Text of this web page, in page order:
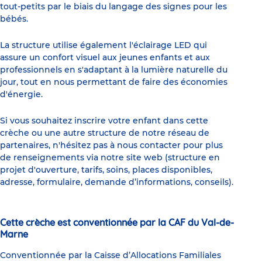
tout-petits par le biais du langage des signes pour les
bébés.
La structure utilise également l'éclairage LED qui
assure un confort visuel aux jeunes enfants et aux
professionnels en s'adaptant à la lumière naturelle du
jour, tout en nous permettant de faire des économies
d'énergie.
Si vous souhaitez inscrire votre enfant dans cette
crèche ou une autre structure de notre réseau de
partenaires, n'hésitez pas à nous contacter pour plus
de renseignements via notre site web (structure en
projet d'ouverture, tarifs, soins, places disponibles,
adresse, formulaire, demande d’informations, conseils).
Cette crèche est conventionnée par la CAF du Val-de-
Marne
Conventionnée par la Caisse d’Allocations Familiales